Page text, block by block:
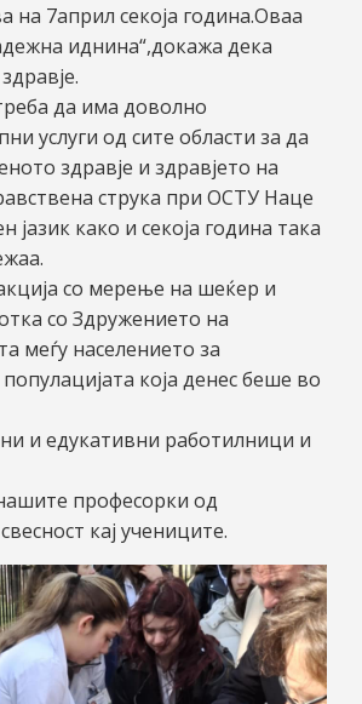
на 7април секоја година.Оваа
иднина“,докажа дека
да има доволно
услуги од сите области за да
здравје и здравјето на
струка при ОСТУ Наце
јазик како и секоја година така
со мерење на шеќер и
со Здружението на
меѓу населението за
која денес беше во
и едукативни работилници и
професорки од
кај учениците.